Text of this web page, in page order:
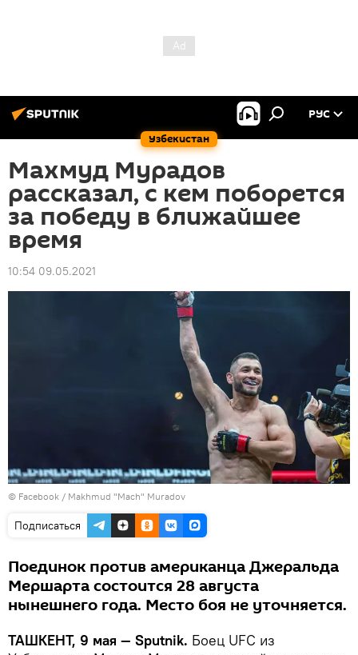
Узбекистан
РУС
Махмуд Мурадов
рассказал, с кем поборется
за победу в ближайшее
время
10:54 09.05.2021
© Facebook / Makhmud "Mach" Muradov
Подписаться
Поединок против американца Джеральда
Мершарта состоится 28 августа
нынешнего года. Место боя не уточняется.
ТАШКЕНТ, 9 мая — Sputnik. Боец UFC из